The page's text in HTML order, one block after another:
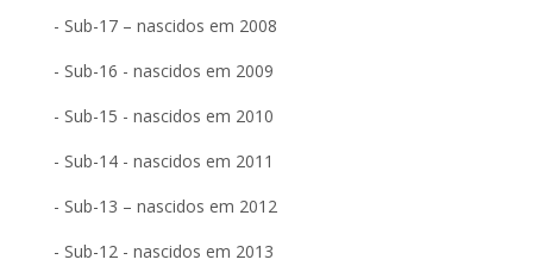
- Sub-17 – nascidos em 2008
- Sub-16 - nascidos em 2009
- Sub-15 - nascidos em 2010
- Sub-14 - nascidos em 2011
- Sub-13 – nascidos em 2012
- Sub-12 - nascidos em 2013